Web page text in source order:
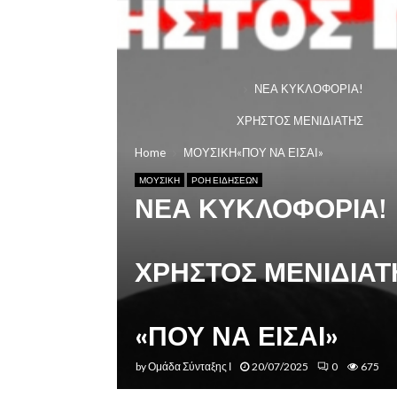
Home ΜΟΥΣΙΚΗ
ΝΕΑ ΚΥΚΛΟΦΟΡΙΑ!
ΧΡΗΣΤΟΣ ΜΕΝΙΔΙΑΤΗΣ
«ΠΟΥ ΝΑ ΕΙΣΑΙ»
ΜΟΥΣΙΚΗ ΡΟΗ ΕΙΔΗΣΕΩΝ
ΝΕΑ ΚΥΚΛΟΦΟΡΙΑ!
ΧΡΗΣΤΟΣ
«ΠΟΥ ΝΑ ΕΙΣΑΙ»
byΟμάδα Σύνταξης Ι 20/07/2025 0 675